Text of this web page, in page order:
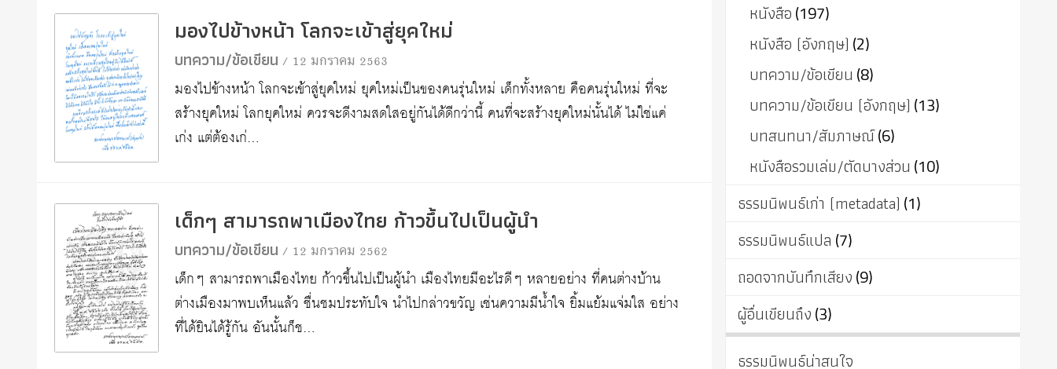
มองไปข้างหน้า โลกจะเข้าสู่ยุคใหม่
บทความ/ข้อเขียน/ 12 มกราคม 2563
มองไปข้างหน้า โลกจะเข้าสู่ยุคใหม่ ยุคใหม่เป็นของคนรุ่นใหม่ เด็กทั้งหลาย คือคนรุ่นใหม่ ที่จะ
สร้างยุคใหม่ โลกยุคใหม่ ควรจะดีงามสดใสอยู่กันได้ดีกว่านี้ คนที่จะสร้างยุคใหม่นั้นได้ ไม่ใช่แค่
เก่ง แต่ต้องเก่…
เด็กๆ สามารถพาเมืองไทย ก้าวขึ้นไปเป็นผู้นำ
บทความ/ข้อเขียน/ 12 มกราคม 2562
เด็กๆ สามารถพาเมืองไทย ก้าวขึ้นไปเป็นผู้นำ เมืองไทยมีอะไรดีๆ หลายอย่าง ที่คนต่างบ้าน
ต่างเมืองมาพบเห็นแล้ว ชื่นชมประทับใจ นำไปกล่าวขวัญ เช่นความมีน้ำใจ ยิ้มแย้มแจ่มใส อย่าง
ที่ได้ยินได้รู้กัน อันนั้นก็ช…
หนังสือ(197)
หนังสือ (อังกฤษ) (2)
บทความ/ข้อเขียน (8)
บทความ/ข้อเขียน (อังกฤษ) (13)
บทสนทนา/สัมภาษณ์(6)
หนังสือรวมเล่ม/ตัดบางส่วน (10)
ธรรมนิพนธ์เก่า (metadata) (1)
ธรรมนิพนธ์แปล (7)
ถอดจากบันทึกเสียง(9)
ผู้อื่นเขียนถึง(3)
ธรรมนิพนธ์น่าสนใจ